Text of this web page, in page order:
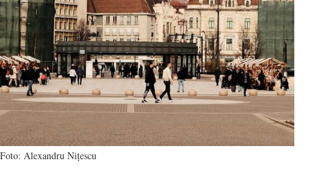
Foto: Alexandru Nițescu